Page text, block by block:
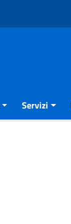
Servizi